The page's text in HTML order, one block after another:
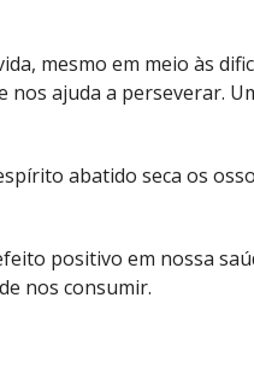
mesmo em meio às
nos ajuda a perseverar.
abatido seca os
positivo em nossa
nos consumir.